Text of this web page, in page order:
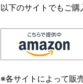
以下のサイトでもご購
※各サイトによって販